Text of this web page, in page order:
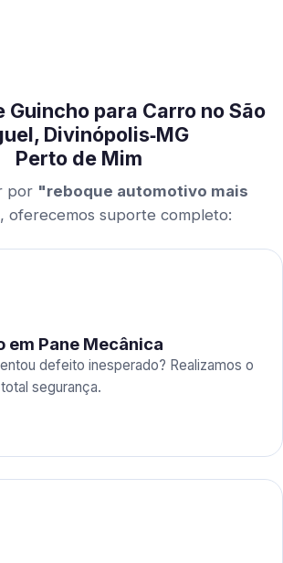
Guincho para Carro no São
Divinópolis‑MG
Perto de Mim
por "reboque automotivo mais
, oferecemos suporte completo:
em Pane Mecânica
defeito inesperado? Realizamos o
segurança.